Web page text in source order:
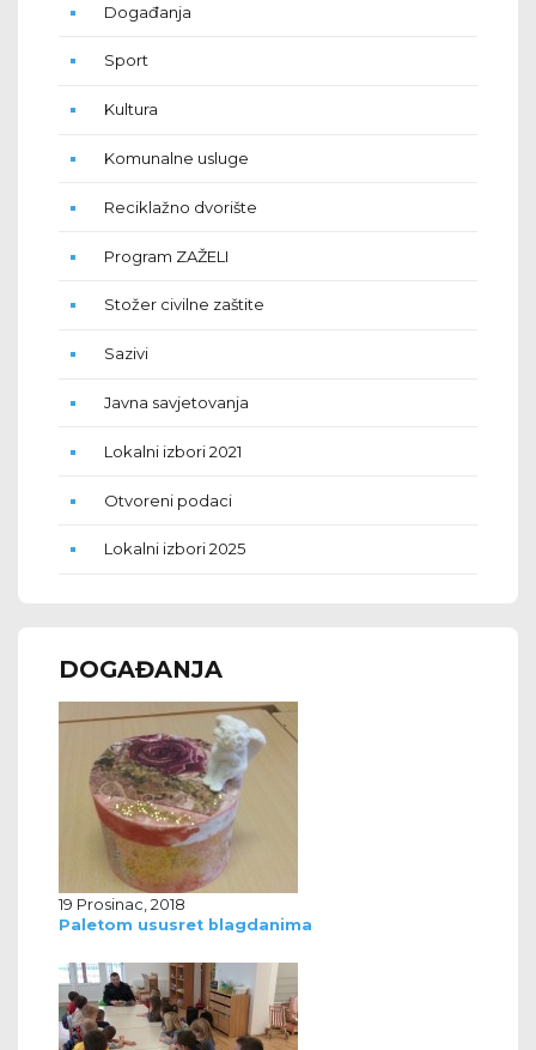
Događanja
Sport
Kultura
Komunalne usluge
Reciklažno dvorište
Program ZAŽELI
Stožer civilne zaštite
Sazivi
Javna savjetovanja
Lokalni izbori 2021
Otvoreni podaci
Lokalni izbori 2025
DOGAĐANJA
19 Prosinac, 2018
Paletom ususret blagdanima